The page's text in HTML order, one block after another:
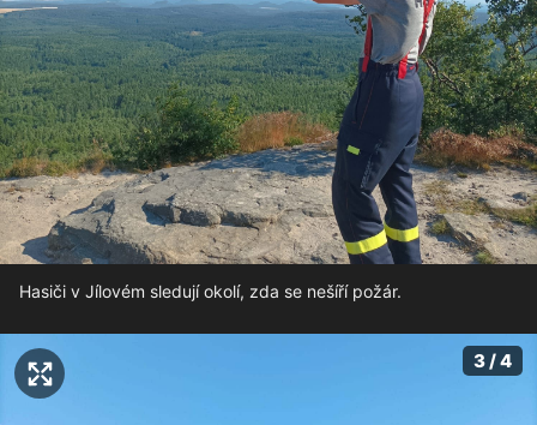
Hasiči v Jílovém sledují okolí, zda se nešíří požár.
3 / 4